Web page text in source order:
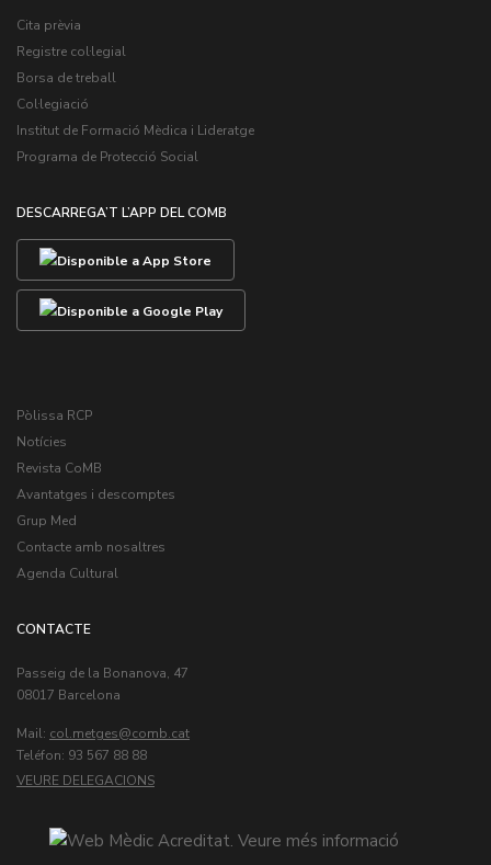
Cita prèvia
Registre col·legial
Borsa de treball
Col·legiació
Institut de Formació Mèdica i Lideratge
Programa de Protecció Social
DESCARREGA’T L’APP DEL COMB
Pòlissa RCP
Notícies
Revista CoMB
Avantatges i descomptes
Grup Med
Contacte amb nosaltres
Agenda Cultural
CONTACTE
Passeig de la Bonanova, 47
08017 Barcelona
Mail: col.metges
Teléfon: 93 567 88 88
VEURE DELEGACIONS